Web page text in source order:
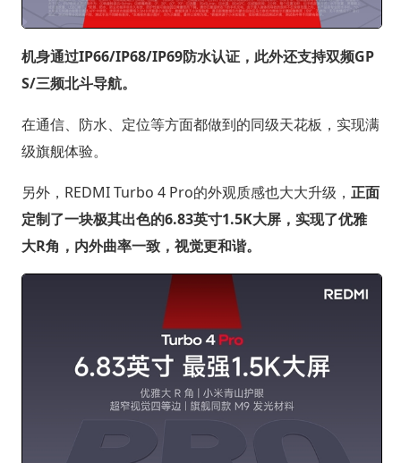
机身通过IP66/IP68/IP69防水认证，此外还支持双频GP
S/三频北斗导航。
在通信、防水、定位等方面都做到的同级天花板，实现满
级旗舰体验。
另外，REDMI Turbo 4 Pro的外观质感也大大升级， 正面
定制了一块极其出色的6.83英寸1.5K大屏，实现了优雅
大R角，内外曲率一致，视觉更和谐。